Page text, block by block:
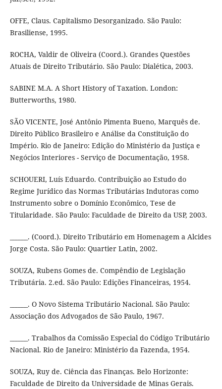
OFFE, Claus. Capitalismo Desorganizado. São Paulo:
Brasiliense, 1995.
ROCHA, Valdir de Oliveira (Coord.). Grandes Questões
Atuais de Direito Tributário. São Paulo: Dialética, 2003.
SABINE M.A. A Short History of Taxation. London:
Butterworths, 1980.
SÃO VICENTE, José Antônio Pimenta Bueno, Marquês de.
Direito Público Brasileiro e Análise da Constituição do
Império. Rio de Janeiro: Edição do Ministério da Justiça e
Negócios Interiores - Serviço de Documentação, 1958.
SCHOUERI, Luís Eduardo. Contribuição ao Estudo do
Regime Jurídico das Normas Tributárias Indutoras como
Instrumento sobre o Domínio Econômico, Tese de
Titularidade. São Paulo: Faculdade de Direito da USP, 2003.
______. (Coord.). Direito Tributário em Homenagem a Alcides
Jorge Costa. São Paulo: Quartier Latin, 2002.
SOUZA, Rubens Gomes de. Compêndio de Legislação
Tributária. 2.ed. São Paulo: Edições Financeiras, 1954.
______. O Novo Sistema Tributário Nacional. São Paulo:
Associação dos Advogados de São Paulo, 1967.
______. Trabalhos da Comissão Especial do Código Tributário
Nacional. Rio de Janeiro: Ministério da Fazenda, 1954.
SOUZA, Ruy de. Ciência das Finanças. Belo Horizonte:
Faculdade de Direito da Universidade de Minas Gerais.